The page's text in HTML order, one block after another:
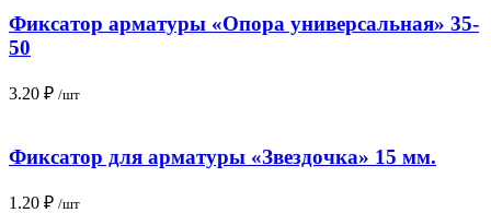
Фиксатор арматуры «Опора универсальная» 35-
50
3.20 ₽ /шт
Фиксатор для арматуры «Звездочка» 15 мм.
1.20 ₽ /шт